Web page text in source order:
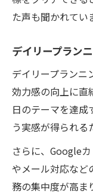
た声も聞かれてい
デイリープラン
デイリープランニ
効力感の向上に直
日のテーマを達成
う実感が得られる
さらに、Google
やメール対応など
務の集中度が高ま